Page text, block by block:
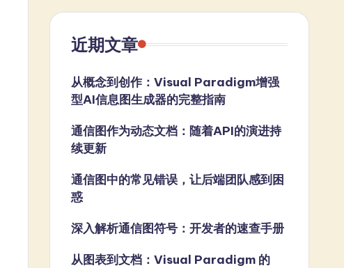
近期文章
从概念到创作：Visual Paradigm增强
型AI信息图生成器的完整指南
通信图作为动态文档：随着API的演进持
续更新
通信图中的常见错误，让后端团队感到困
惑
深入解析通信图符号：开发者的速查手册
从图表到文档：Visual Paradigm 的